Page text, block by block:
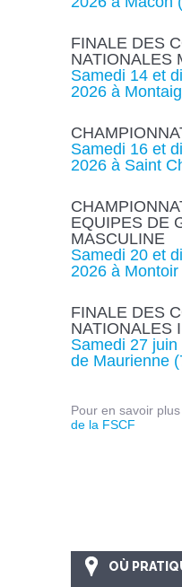
FINALE DES
NATIONALES
Samedi 14 et
2026 à
Samedi 16 et
2026 à Saint
EQUIPES DE
MASCULINE
Samedi 20 et
2026 à
FINALE DES
NATIONALES
Samedi 27
de Maurienne
Pour en savoir plus
de la FSCF
OÙ